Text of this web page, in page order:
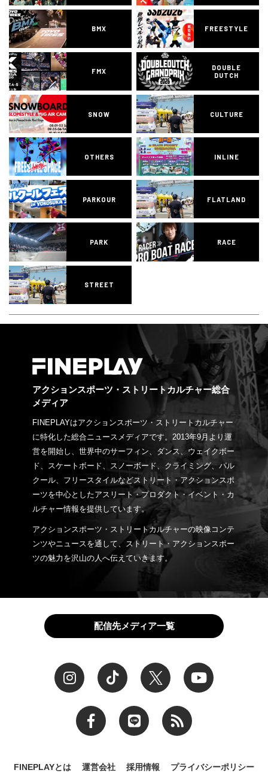
BMX FREESTYLE
FMX
DOUBLE
DUTCH
SNOW CULTURE
OTHERS INLINE
PARKOUR FLATLAND
PARK RACE
STREET
アクションスポーツ・ストリートカルチャー総合
メディア
FINEPLAYはアクションスポーツ・ストリートカルチャー
に特化した総合ニュースメディアです。2013年9月より運
営を開始し、世界中のサーフィン、ダンス、ウェイクボー
ド、スケートボード、スノーボード、クライミング、パル
クール、フリースタイルなどストリート・アクションスポ
ーツを中心としたアスリート・プロダクト・イベント・カ
ルチャー情報を提供しています。
アクションスポーツ・ストリートカルチャーの映像コンテ
ンツやニュースを通して、ストリート・アクションスポー
ツの魅力を沢山の人へ伝えていきます。
配信先メディア一覧
FINEPLAYとは 運営会社 採用情報 プライバシーポリシー